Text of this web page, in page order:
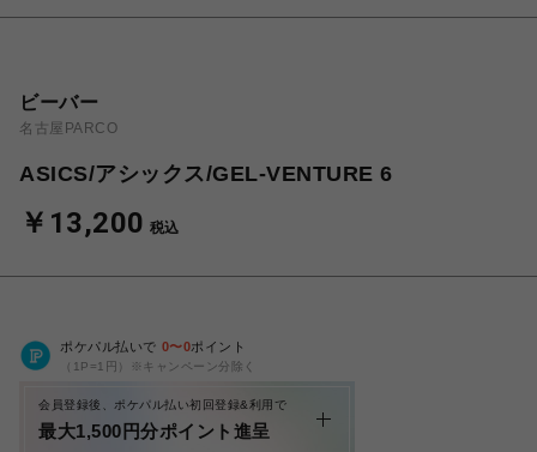
ビーバー
名古屋PARCO
ASICS/アシックス/GEL-VENTURE 6
￥13,200 税込
ポケパル払いで 0〜0ポイント
（1P=1円）※キャンペーン分除く
会員登録後、ポケパル払い初回登録&利用で
最大1,500円分ポイント進呈